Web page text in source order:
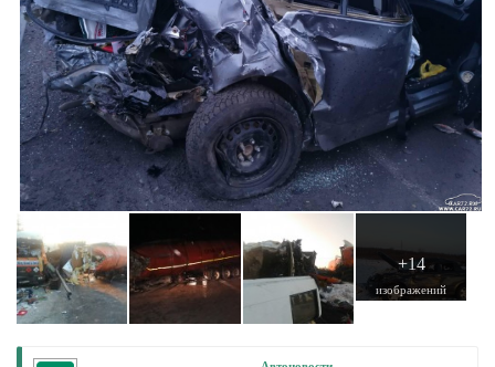
+14
изображений